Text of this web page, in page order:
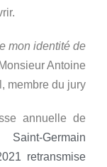
mon identité de
Monsieur Antoine
membre du jury
annuelle de
Germain
retransmise